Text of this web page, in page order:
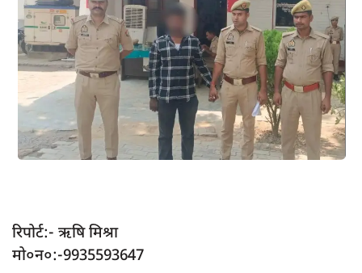
App verify
समस्या
Covid-19
अपराध
राजनीति
साक्षात्कार
सामाजिक
रिपोर्ट:- ऋषि मिश्रा
मो०न०:-9935593647